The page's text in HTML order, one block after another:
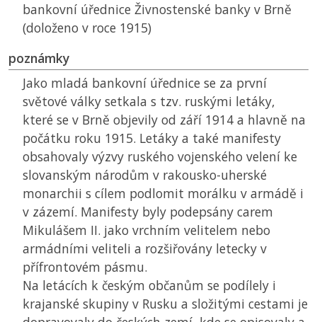
bankovní úřednice Živnostenské banky v Brně
(doloženo v roce 1915)
poznámky
Jako mladá bankovní úřednice se za první
světové války setkala s tzv. ruskými letáky,
které se v Brně objevily od září 1914 a hlavně na
počátku roku 1915. Letáky a také manifesty
obsahovaly výzvy ruského vojenského velení ke
slovanským národům v rakousko-uherské
monarchii s cílem podlomit morálku v armádě i
v zázemí. Manifesty byly podepsány carem
Mikulášem II. jako vrchním velitelem nebo
armádními veliteli a rozšiřovány letecky v
přífrontovém pásmu.
Na letácích k českým občanům se podílely i
krajanské skupiny v Rusku a složitými cestami je